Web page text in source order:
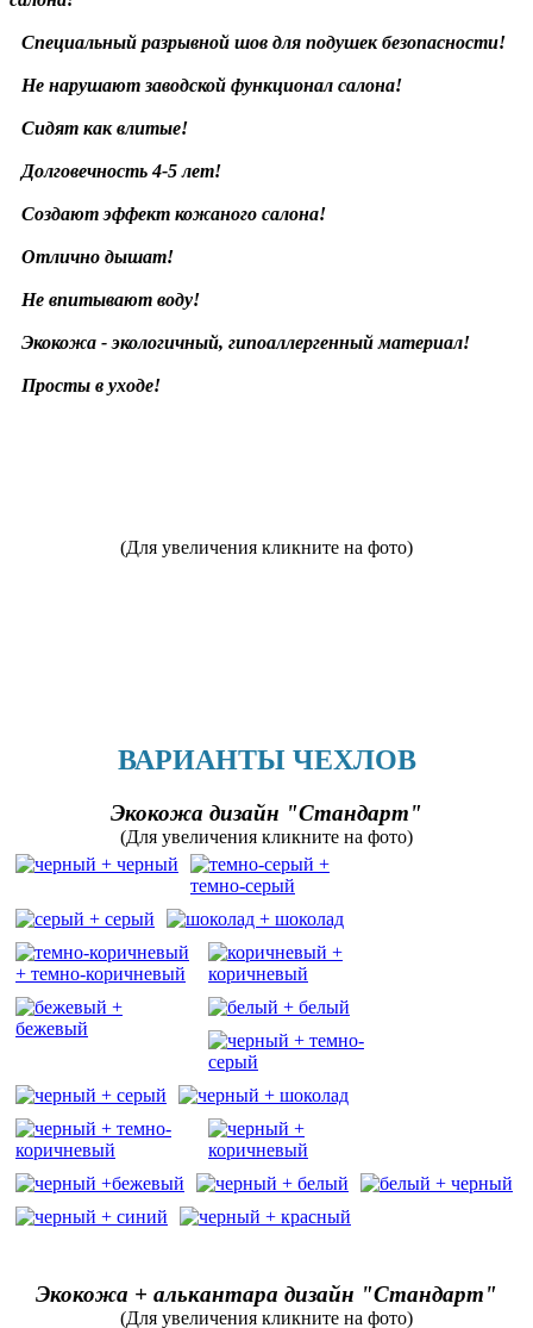
Специальный разрывной шов для подушек безопасности!
Не нарушают заводской функционал салона!
Сидят как влитые!
Долговечность 4-5 лет!
Создают эффект кожаного салона!
Отлично дышат!
Не впитывают воду!
Экокожа - экологичный, гипоаллергенный материал!
Просты в уходе!
(Для увеличения кликните на фото)
ВАРИАНТЫ ЧЕХЛОВ
Экокожа дизайн "Стандарт"
(Для увеличения кликните на фото)
Экокожа + алькантара дизайн "Стандарт"
(Для увеличения кликните на фото)